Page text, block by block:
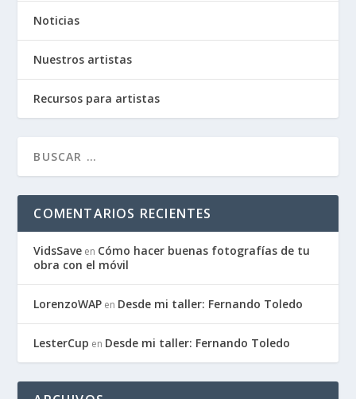
Noticias
Nuestros artistas
Recursos para artistas
COMENTARIOS RECIENTES
VidsSave en Cómo hacer buenas fotografías de tu
obra con el móvil
LorenzoWAP en Desde mi taller: Fernando Toledo
LesterCup en Desde mi taller: Fernando Toledo